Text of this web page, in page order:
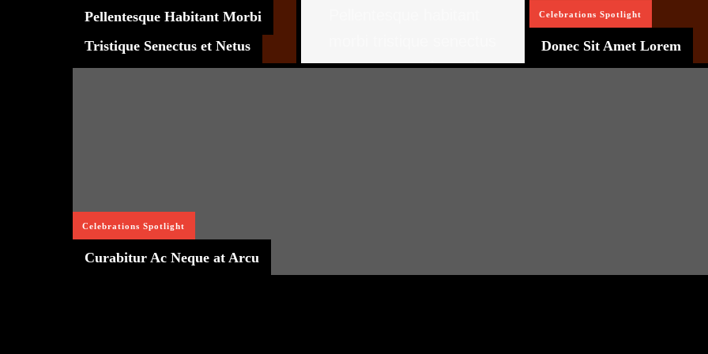
Pellentesque Habitant Morbi
Tristique Senectus et Netus
et netus et malesuada
Celebrations Spotlight
Donec Sit Amet Lorem
Celebrations Spotlight
Curabitur Ac Neque at Arcu